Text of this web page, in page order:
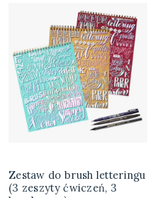
Zestaw do brush letteringu
(3 zeszyty ćwiczeń, 3